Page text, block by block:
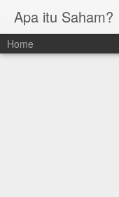
Apa itu Saham?
Home